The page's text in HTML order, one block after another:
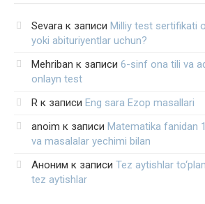
Sevara к записи Milliy test sertifikati
yoki abituriyentlar uchun?
Mehriban к записи 6-sinf ona tili va
onlayn test
R к записи Eng sara Ezop masallari
anoim к записи Matematika fanidan
va masalalar yechimi bilan
Аноним к записи Tez aytishlar
tez aytishlar